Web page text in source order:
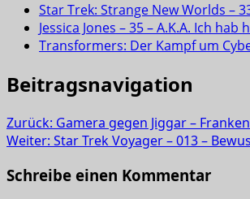
Star Trek: Strange New Worlds –
Jessica Jones – 35 – A.K.A. Ich hab
Transformers: Der Kampf um
Beitragsnavigation
Zurück: Gamera gegen Jiggar –
Weiter: Star Trek Voyager – 013 –
Schreibe einen Kommentar